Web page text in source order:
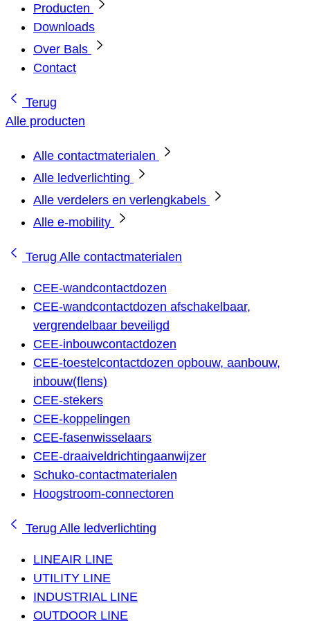
Producten
Downloads
Over Bals
Contact
Terug
Alle producten
Alle contactmaterialen
Alle ledverlichting
Alle verdelers en verlengkabels
Alle e-mobility
Terug Alle contactmaterialen
CEE-wandcontactdozen
CEE-wandcontactdozen afschakelbaar,
vergrendelbaar beveiligd
CEE-inbouwcontactdozen
CEE-toestelcontactdozen opbouw, aanbouw,
inbouw(flens)
CEE-stekers
CEE-koppelingen
CEE-fasenwisselaars
CEE-draaiveldrichtingaanwijzer
Schuko-contactmaterialen
Hoogstroom-connectoren
Terug Alle ledverlichting
LINEAIR LINE
UTILITY LINE
INDUSTRIAL LINE
OUTDOOR LINE